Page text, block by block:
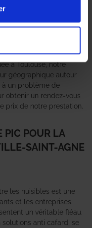
attirés par la
et humides. Il est donc
dans une cuisine.
pas de temps. Plus
à Toulouse, notre
géographique autour
à un problème de
obtenir un rendez-vous
prix de notre prestation.
PIC POUR LA
SAINT-AGNE
les nuisibles est une
et les entreprises.
un véritable fléau.
solutions anti cafard, se